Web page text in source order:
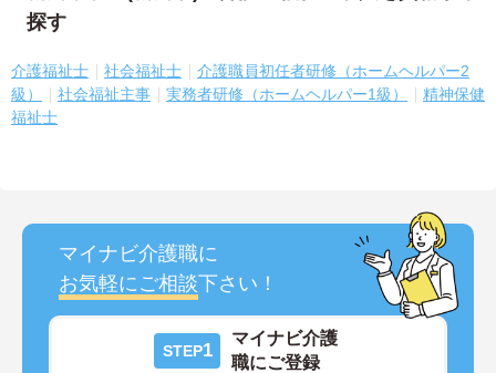
探す
介護福祉士 社会福祉士
介護職員初任者研修（ホームヘルパー2
級）
社会福祉主事 実務者研修（ホームヘルパー1級）
精神保健
福祉士
マイナビ介護職に
お気軽にご相談下さい！
STEP1
マイナビ介護
職にご登録